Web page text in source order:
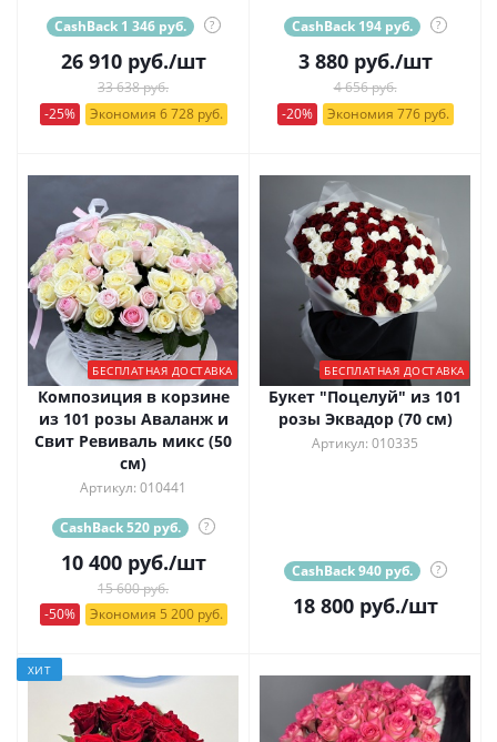
CashBack 1 346 руб. ?
26 910руб./шт
33 638 руб.
-25%
Экономия 6 728 руб.
CashBack 194 руб. ?
3 880руб./шт
4 656 руб.
-20%
Экономия 776 руб.
БЕСПЛАТНАЯ ДОСТАВКА
Композиция в корзине
из 101 розы Аваланж и
Свит Ревиваль микс (50
см)
Артикул: 010441
CashBack 520 руб. ?
10 400руб./шт
15 600 руб.
-50%
Экономия 5 200 руб.
БЕСПЛАТНАЯ ДОСТАВКА
Букет "Поцелуй" из 101
розы Эквадор (70 см)
Артикул: 010335
CashBack 940 руб. ?
18 800руб./шт
ХИТ